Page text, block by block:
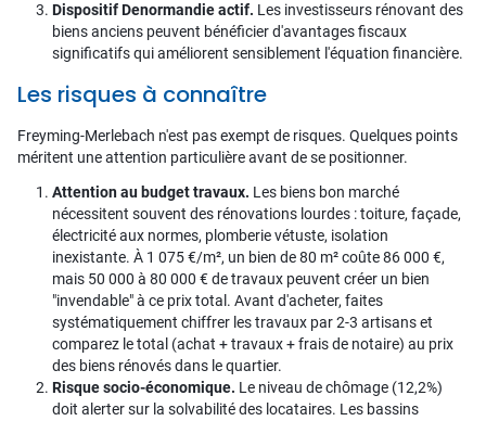
Dispositif Denormandie actif. Les investisseurs rénovant des
biens anciens peuvent bénéficier d'avantages fiscaux
significatifs qui améliorent sensiblement l'équation financière.
Les risques à connaître
Freyming-Merlebach n'est pas exempt de risques. Quelques points
méritent une attention particulière avant de se positionner.
Attention au budget travaux. Les biens bon marché
nécessitent souvent des rénovations lourdes : toiture, façade,
électricité aux normes, plomberie vétuste, isolation
inexistante. À 1 075 €/m², un bien de 80 m² coûte 86 000 €,
mais 50 000 à 80 000 € de travaux peuvent créer un bien
"invendable" à ce prix total. Avant d'acheter, faites
systématiquement chiffrer les travaux par 2-3 artisans et
comparez le total (achat + travaux + frais de notaire) au prix
des biens rénovés dans le quartier.
Risque socio-économique. Le niveau de chômage (12,2%)
doit alerter sur la solvabilité des locataires. Les bassins